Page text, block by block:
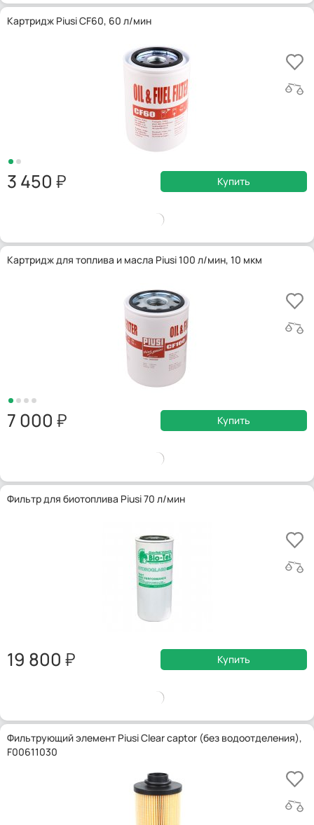
Картридж Piusi CF60, 60 л/мин
3 450 Купить
Картридж для топлива и масла Piusi 100 л/мин, 10 мкм
7 000 Купить
Фильтр для биотоплива Piusi 70 л/мин
19 800 Купить
Фильтрующий элемент Piusi Clear captor (без водоотделения),
F00611030